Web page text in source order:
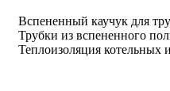
Вспененный каучук для
Трубки из вспененного
Теплоизоляция